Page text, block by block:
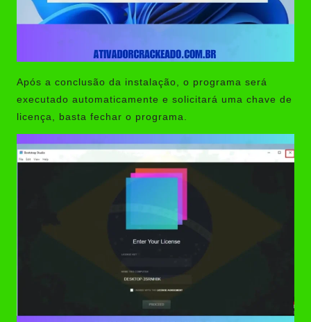
Após a conclusão da instalação, o programa será
executado automaticamente e solicitará uma chave de
licença, basta fechar o programa.